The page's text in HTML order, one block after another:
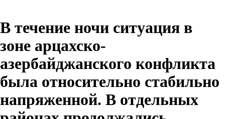
В течение ночи ситуация в
зоне арцахско-
азербайджанского конфликта
была относительно стабильно
напряженной. В отдельных